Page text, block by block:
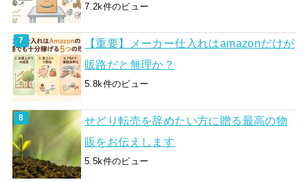
7.2k件のビュー
【重要】メーカー仕入れはamazonだけが
販路だと無理か？
5.8k件のビュー
せどり転売を辞めたい方に贈る最高の物
販をお伝えします
5.5k件のビュー